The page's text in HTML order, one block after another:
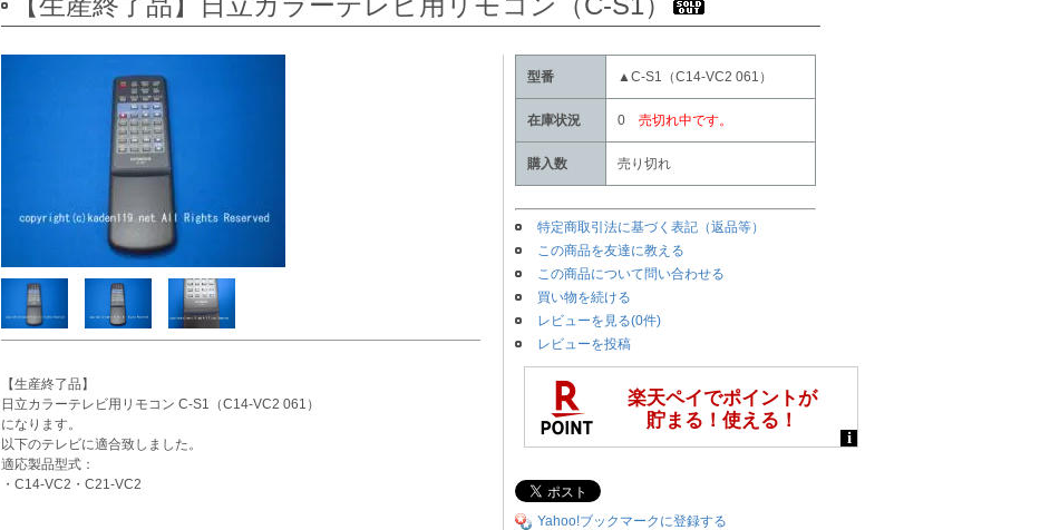
【生産終了品】
日立カラーテレビ用リモコン C-S1（C14-VC2 061）
になります。
以下のテレビに適合致しました。
適応製品型式：
・C14-VC2・C21-VC2
型番 ▲C-S1（C14-VC2 061）
在庫状況 0 売切れ中です。
購入数 売り切れ
特定商取引法に基づく表記（返品等）
この商品を友達に教える
この商品について問い合わせる
買い物を続ける
レビューを見る(0件)
レビューを投稿
Yahoo!ブックマークに登録する